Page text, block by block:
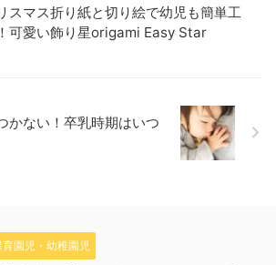
スマス折り紙と切り絵で幼児も簡単工
可愛い飾り星origami Easy Star
かない！卒乳時期はいつ
育園児・幼稚園児